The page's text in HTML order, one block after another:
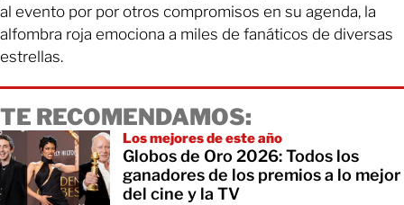
al evento por por otros compromisos en su agenda, la
alfombra roja emociona a miles de fanáticos de diversas
estrellas.
TE RECOMENDAMOS:
Los mejores de este año
Globos de Oro 2026: Todos los
ganadores de los premios a lo mejor
del cine y la TV